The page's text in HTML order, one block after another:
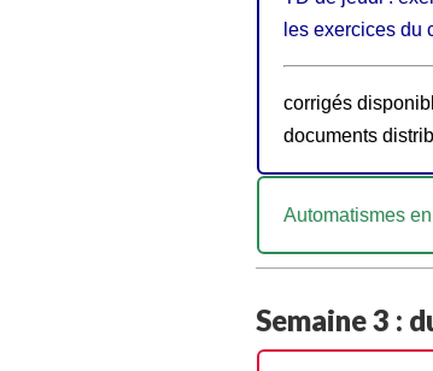
les exercices du
corrigés
documents
Automatismes
Semaine 3 :